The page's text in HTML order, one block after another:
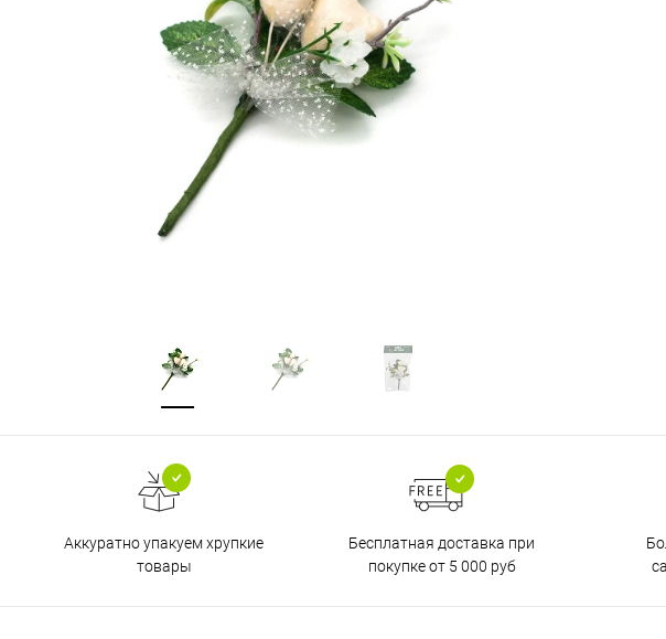
Аккуратно упакуем хрупкие
товары
Бесплатная доставка при
покупке от 5 000 руб